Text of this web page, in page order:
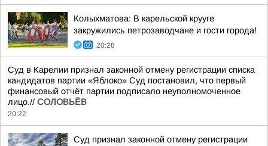
Колыхматова: В карельской крууге
закружились петрозаводчане и гости города!
20:28
Суд в Карелии признал законной отмену регистрации списка
кандидатов партии «Яблоко» Суд постановил, что первый
финансовый отчёт партии подписало неуполномоченное
лицо.// СОЛОВЬЁВ
20:22
Суд признал законной отмену регистрации